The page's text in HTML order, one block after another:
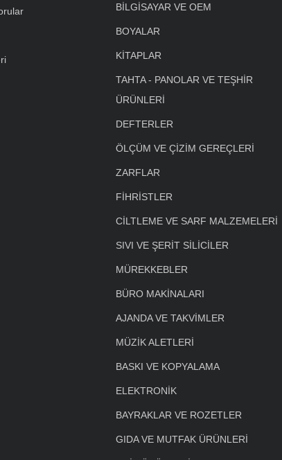
BİLGİSAYAR VE OEM
BOYALAR
KİTAPLAR
TAHTA - PANOLAR VE TEŞHİR
ÜRÜNLERİ
DEFTERLER
ÖLÇÜM VE ÇİZİM GEREÇLERİ
ZARFLAR
FİHRİSTLER
CİLTLEME VE SARF MALZEMELERİ
SIVI VE ŞERİT SİLİCİLER
MÜREKKEBLER
BÜRO MAKİNALARI
AJANDA VE TAKVİMLER
MÜZİK ALETLERİ
BASKI VE KOPYALAMA
ELEKTRONİK
BAYRAKLAR VE ROZETLER
GIDA VE MUTFAK ÜRÜNLERİ